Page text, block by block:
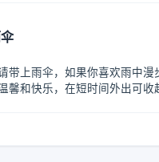
带上雨伞，如果你喜欢雨中漫
馨和快乐，在短时间外出可收